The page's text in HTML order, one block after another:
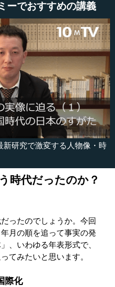
ーでおすすめの講義
研究で激変する人物像・時
時代だったのか？
ったのでしょうか。今回
月の順を追って事実の発
、いわゆる年表形式で、
てみたいと思います。
際化